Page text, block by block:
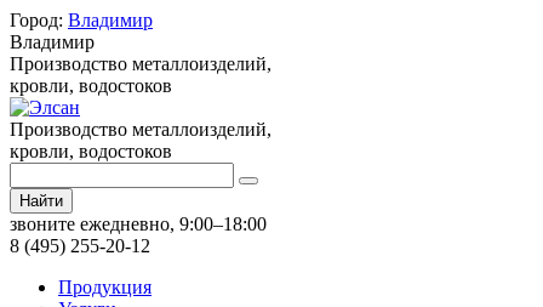
Город: Владимир
Владимир
Производство металлоизделий,
кровли, водостоков
Производство металлоизделий,
кровли, водостоков
Найти
звоните ежедневно, 9:00–18:00
8 (495) 255-20-12
Продукция